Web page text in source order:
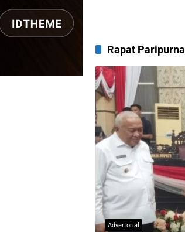
Rapat Paripurna
Advertorial